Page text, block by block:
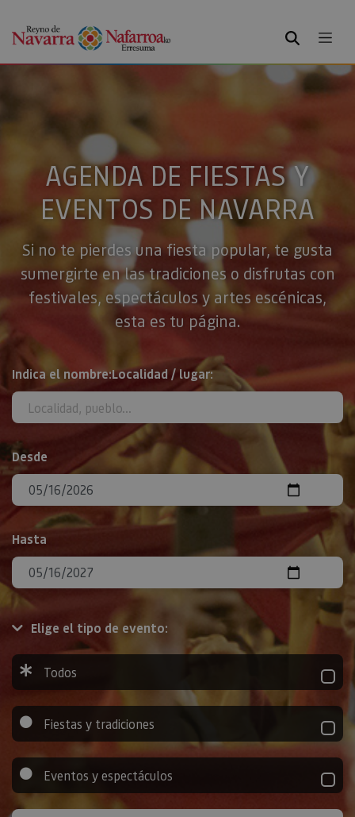
BUSCAR
AGENDA DE FIESTAS Y
EVENTOS DE NAVARRA
Si no te pierdes una fiesta popular, te gusta
sumergirte en las tradiciones o disfrutas con
festivales, espectáculos y artes escénicas,
esta es tu página.
BUSCAR
Indica el nombre:Localidad / lugar:
Desde
Hasta
Elige el tipo de evento:
Todos
Fiestas y tradiciones
Eventos y espectáculos